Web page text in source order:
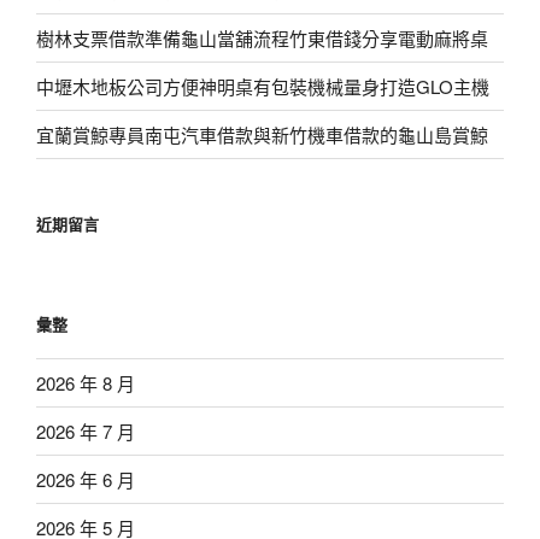
樹林支票借款準備龜山當舖流程竹東借錢分享電動麻將桌
中壢木地板公司方便神明桌有包裝機械量身打造GLO主機
宜蘭賞鯨專員南屯汽車借款與新竹機車借款的龜山島賞鯨
近期留言
彙整
2026 年 8 月
2026 年 7 月
2026 年 6 月
2026 年 5 月